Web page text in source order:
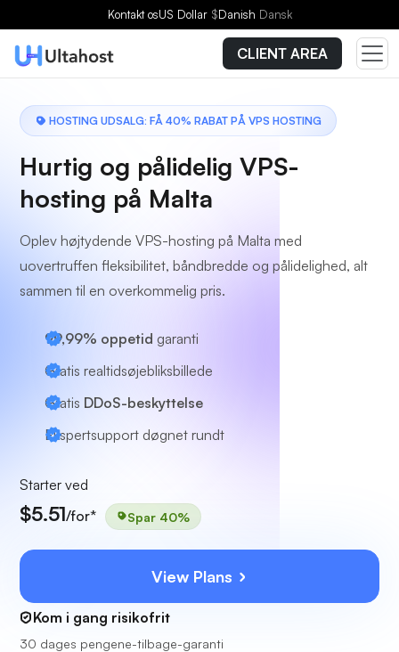
Kontakt osUS Dollar $Danish Dansk
CLIENT AREA
HOSTING UDSALG: FÅ 40% RABAT PÅ VPS HOSTING
Hurtig og pålidelig VPS-
hosting på Malta
Oplev højtydende VPS-hosting på Malta med
uovertruffen fleksibilitet, båndbredde og pålidelighed, alt
sammen til en overkommelig pris.
99,99% oppetid garanti
Gratis realtidsøjebliksbillede
Gratis DDoS-beskyttelse
Ekspertsupport døgnet rundt
Starter ved
$5.51/for* Spar 40%
View Plans
Kom i gang risikofrit
30 dages pengene-tilbage-garanti